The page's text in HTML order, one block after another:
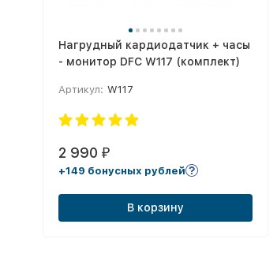
Нагрудный кардиодатчик + часы
- монитор DFC W117 (комплект)
Артикул: W117
2 990 ₽
+149 бонусных рублей
В корзину